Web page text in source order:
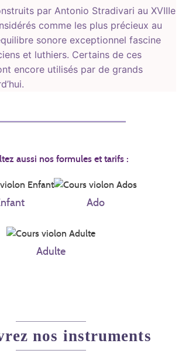
par Antonio Stradivari au XVIIIe
comme les plus précieux au
sonore exceptionnel fascine
et luthiers. Certains de ces
encore utilisés par de grands
aussi nos formules et tarifs :
Ado
Adulte
nos instruments